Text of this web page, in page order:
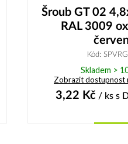
Šroub GT 02
RAL 3009
Kód:
Skladem >
Zobrazit dostupnost
3,22 Kč/ ks s